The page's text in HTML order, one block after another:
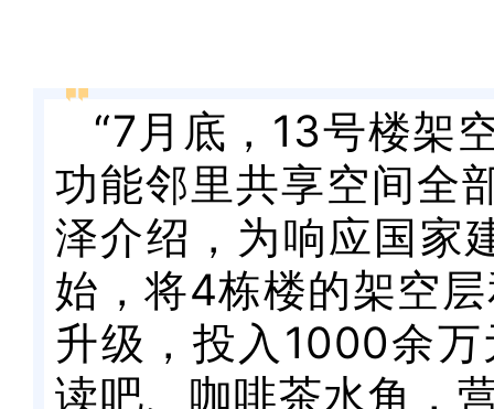
“7月底，13号楼架
功能邻里共享空间全
泽介绍，为响应国家
始，将4栋楼的架空
升级，投入1000余
读吧、咖啡茶水角，